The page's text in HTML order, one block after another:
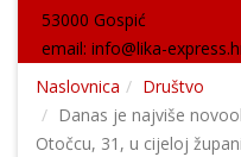
53000 Gospić
email: info@lika-
Naslovnica
Društvo
Danas je najviše
Otočcu, 31, u cijeloj